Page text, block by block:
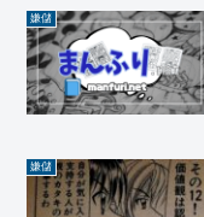
嫌儲
嫌儲